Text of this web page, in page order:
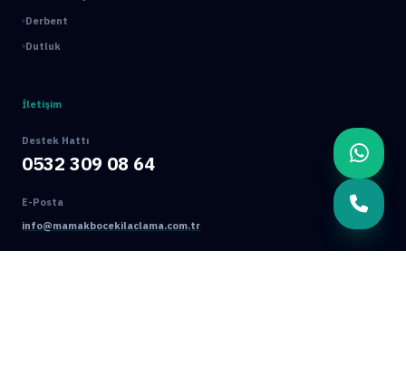
Derbent
Dutluk
İletişim
Destek Hattı
0532 309 08 64
E-Posta
info@mamakbocekilaclama.com.tr